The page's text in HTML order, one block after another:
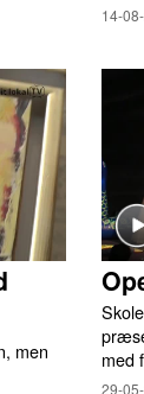
14-
men
med
29-